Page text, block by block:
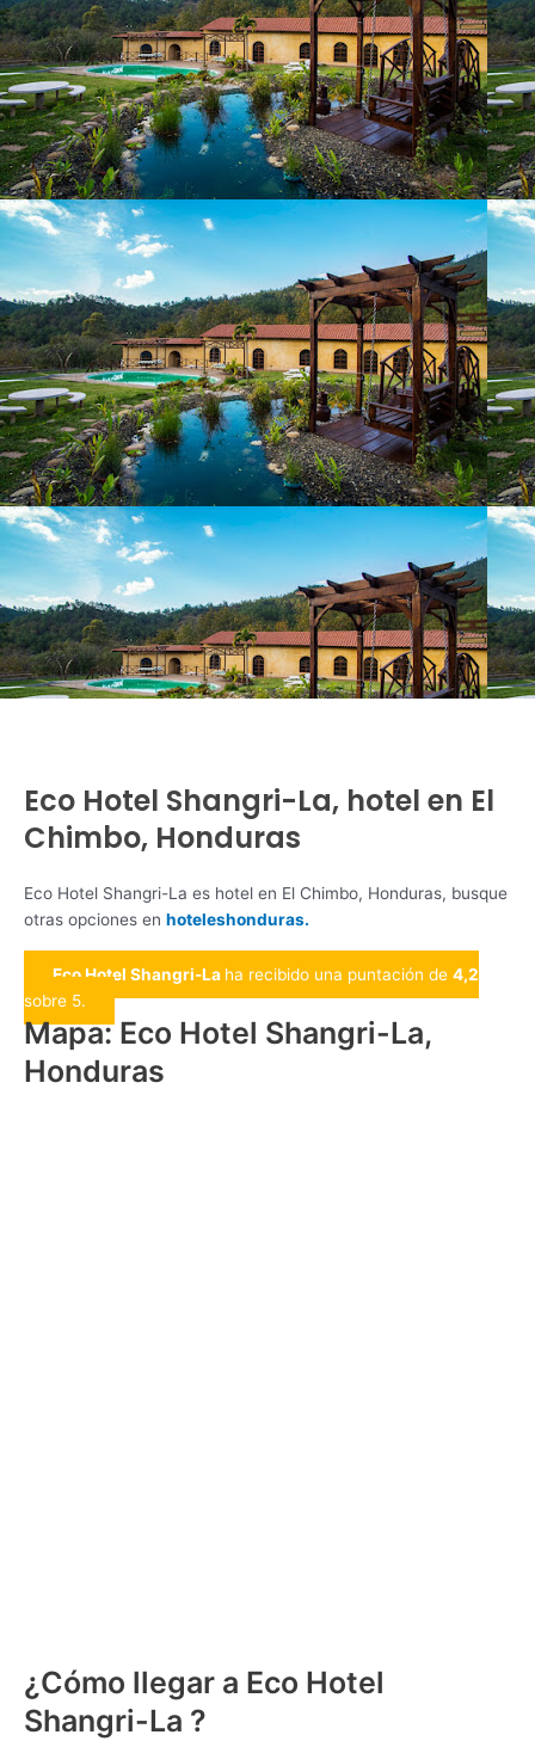
Eco Hotel Shangri-La, hotel en El
Chimbo, Honduras
Eco Hotel Shangri-La es hotel en El Chimbo, Honduras, busque
otras opciones en hoteleshonduras.
Eco Hotel Shangri-La ha recibido una puntación de 4,2
sobre 5.
Mapa: Eco Hotel Shangri-La,
Honduras
¿Cómo llegar a Eco Hotel
Shangri-La ?